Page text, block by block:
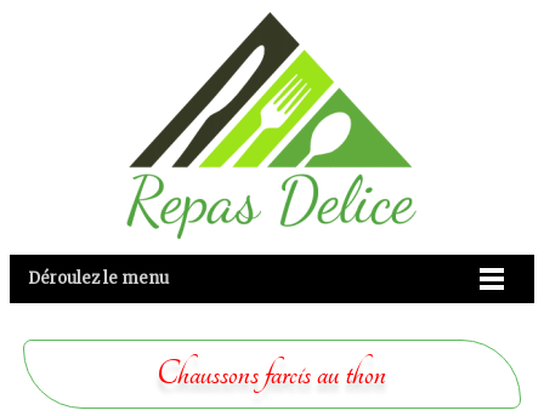
Déroulez le menu
Chaussons farcis au thon